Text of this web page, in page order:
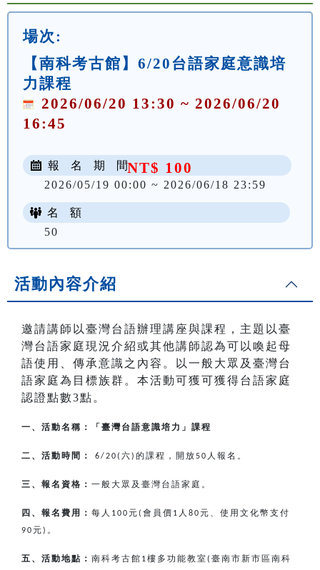
場次:
【南科考古館】6/20台語家庭意識培
力課程
2026/06/20 13:30 ~ 2026/06/20
16:45
NT$ 100
報 名 期 間
2026/05/19 00:00 ~ 2026/06/18 23:59
名 額
50
活動內容介紹
邀請講師以臺灣台語辦理講座與課程，主題以臺
灣台語家庭現況介紹或其他講師認為可以喚起母
語使用、傳承意識之內容。以一般大眾及臺灣台
語家庭為目標族群。本活動可獲可獲得台語家庭
認證點數3點。
一、活動名稱：「臺灣台語意識培力」課程
二、活動時間： 6/20( 六 ) 的課程，開放50 人報名。
三、報名資格： 一般大眾及臺灣台語家庭。
四、報名費用： 每人 100元( 會員價 1 人 80元、使用文化幣支付
90元 ) 。
五、活動地點： 南科考古館 1樓多功能教室( 臺南市新市區南科